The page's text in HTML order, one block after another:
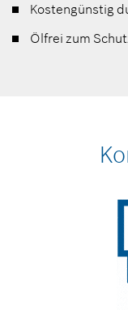
Kostengünstig
Ölfrei zum